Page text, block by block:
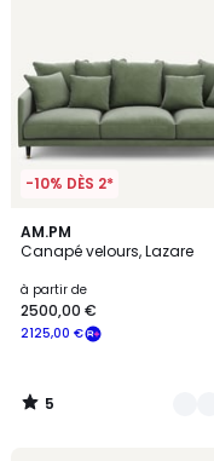
-10% DÈS 2*
AM.PM
Canapé velours, Lazare
à partir de
2125,00 €
2500,00 €
5
/
19
Couleurs
5
/